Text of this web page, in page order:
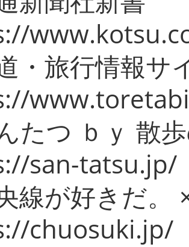
・旅行情報サ
たつ ｂｙ 散
san-tatsu.jp/
線が好きだ。
chuosuki.jp/